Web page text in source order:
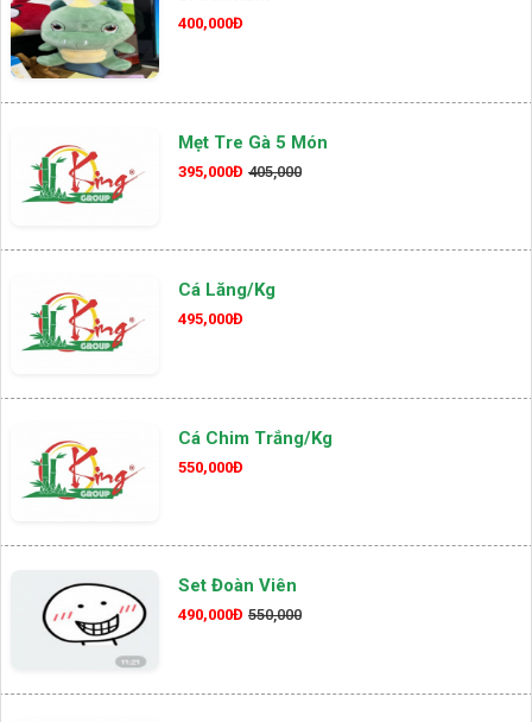
400,000Đ
Mẹt Tre Gà 5 Món
395,000Đ 405,000
Cá Lăng/kg
495,000Đ
Cá Chim Trắng/kg
550,000Đ
Set Đoàn Viên
490,000Đ 550,000